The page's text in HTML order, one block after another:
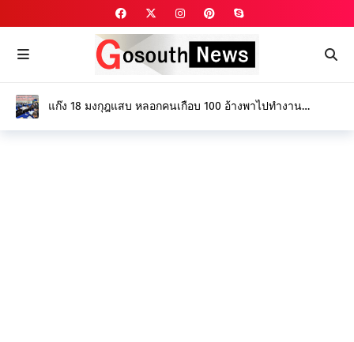
แก๊ง 18 มงกุฎแสบ หลอกคนเกือบ 100 อ้างพาไปทำงาน